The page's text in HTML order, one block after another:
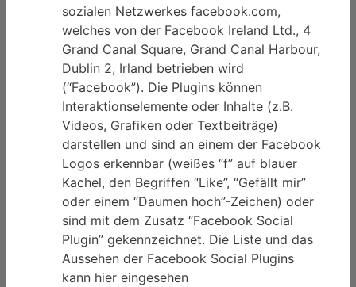
sozialen Netzwerkes facebook.com,
welches von der Facebook Ireland Ltd., 4
Grand Canal Square, Grand Canal Harbour,
Dublin 2, Irland betrieben wird
(“Facebook”). Die Plugins können
Interaktionselemente oder Inhalte (z.B.
Videos, Grafiken oder Textbeiträge)
darstellen und sind an einem der Facebook
Logos erkennbar (weißes “f” auf blauer
Kachel, den Begriffen “Like”, “Gefällt mir”
oder einem “Daumen hoch”-Zeichen) oder
sind mit dem Zusatz “Facebook Social
Plugin” gekennzeichnet. Die Liste und das
Aussehen der Facebook Social Plugins
kann hier eingesehen